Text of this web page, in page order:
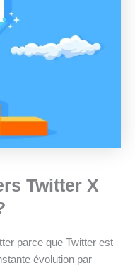
Twitter X
parce que Twitter est
évolution par